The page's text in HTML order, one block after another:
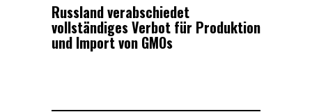
Russland verabschiedet
vollständiges Verbot für Produktion
und Import von GMOs